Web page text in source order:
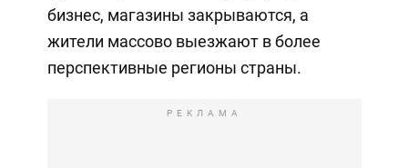
бизнес, магазины закрываются, а
жители массово выезжают в более
перспективные регионы страны.
РЕКЛАМА